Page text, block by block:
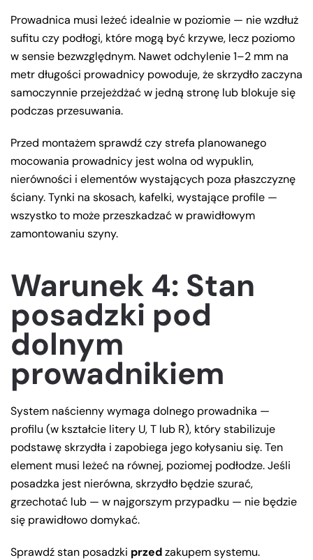
Prowadnica musi leżeć idealnie w poziomie — nie wzdłuż
sufitu czy podłogi, które mogą być krzywe, lecz poziomo
w sensie bezwzględnym. Nawet odchylenie 1–2 mm na
metr długości prowadnicy powoduje, że skrzydło zaczyna
samoczynnie przejeżdżać w jedną stronę lub blokuje się
podczas przesuwania.
Przed montażem sprawdź czy strefa planowanego
mocowania prowadnicy jest wolna od wypuklin,
nierówności i elementów wystających poza płaszczyznę
ściany. Tynki na skosach, kafelki, wystające profile —
wszystko to może przeszkadzać w prawidłowym
zamontowaniu szyny.
Warunek 4: Stan
posadzki pod
dolnym
prowadnikiem
System naścienny wymaga dolnego prowadnika —
profilu (w kształcie litery U, T lub R), który stabilizuje
podstawę skrzydła i zapobiega jego kołysaniu się. Ten
element musi leżeć na równej, poziomej podłodze. Jeśli
posadzka jest nierówna, skrzydło będzie szurać,
grzechotać lub — w najgorszym przypadku — nie będzie
się prawidłowo domykać.
Sprawdź stan posadzki przedzakupem systemu.